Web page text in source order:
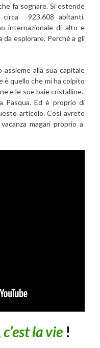
fa sognare. Si estende
923.608 abitanti.
internazionale di alto e
esplorare. Perché a gli
assieme alla sua capitale
è quello che mi ha colpito
e le sue baie cristalline.
Pasqua. Ed è proprio di
articolo. Così avrete
magari proprio a
c’est la vie !